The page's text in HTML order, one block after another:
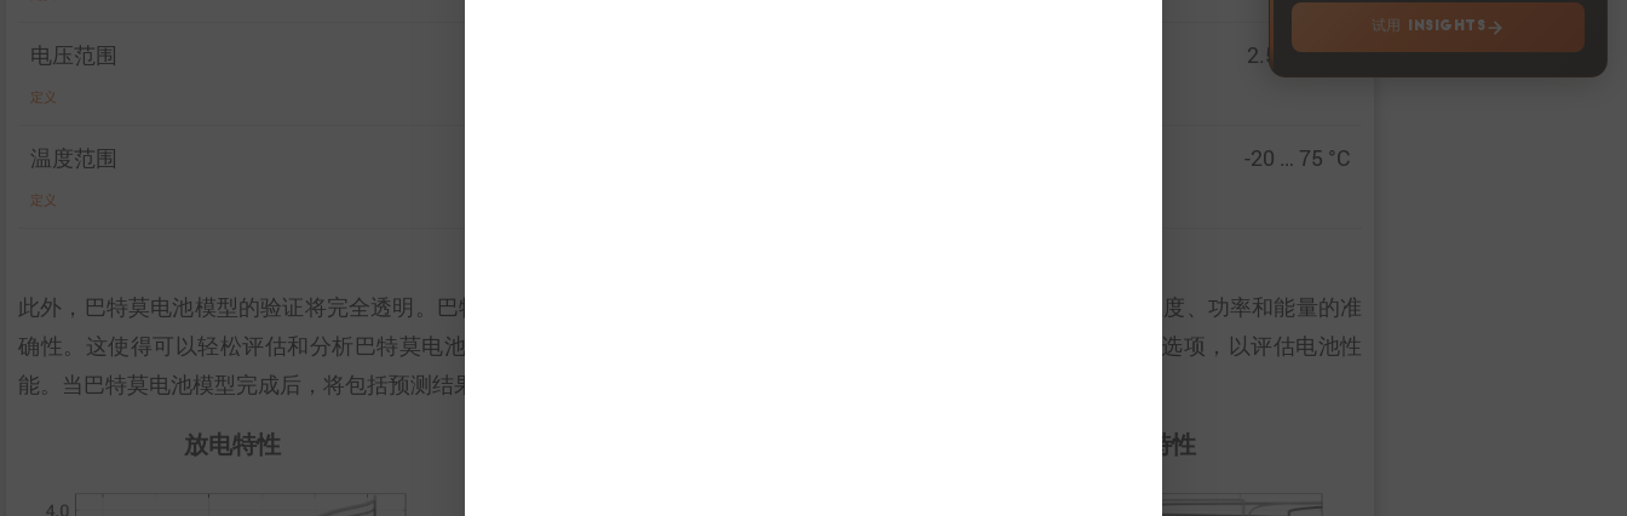
试用 INSIGHTS
电压范围
定义
2.5 … 4.2 V
温度范围
定义
-20 … 75 °C
此外，巴特莫电池模型的验证将完全透明。巴特莫电池数据包含原始测量数据和仿真数据。所有实验都会计算电压、温度、功率和能量的准
确性。这使得可以轻松评估和分析巴特莫电池模型的有效性。图表显示了电池“LG Chem INR18650-H26A”的特性数据选项，以评估电池性
能。当巴特莫电池模型完成后，将包括预测结果。
放电特性 脉冲特性